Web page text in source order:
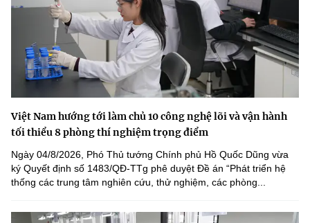
Việt Nam hướng tới làm chủ 10 công nghệ lõi và vận hành
tối thiểu 8 phòng thí nghiệm trọng điểm
Ngày 04/8/2026, Phó Thủ tướng Chính phủ Hồ Quốc Dũng vừa
ký Quyết định số 1483/QĐ-TTg phê duyệt Đề án “Phát triển hệ
thống các trung tâm nghiên cứu, thử nghiệm, các phòng...